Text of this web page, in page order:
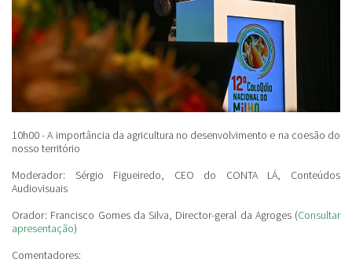
10h00 - A importância da agricultura no desenvolvimento e na coesão do
nosso território
Moderador: Sérgio Figueiredo, CEO do CONTA LÁ, Conteúdos
Audiovisuais
Orador: Francisco Gomes da Silva, Director-geral da Agroges (Consultar
apresentação)
Comentadores: